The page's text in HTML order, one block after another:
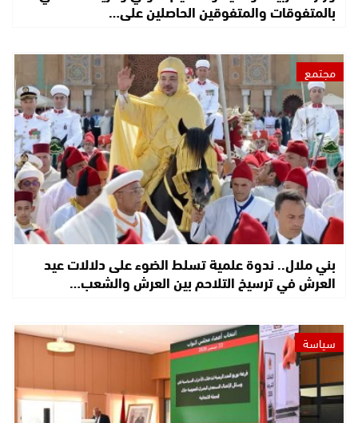
بالمتفوقات والمتفوقين الحاصلين على…
مجتمع
بني ملال.. ندوة علمية تسلط الضوء على دلالات عيد
العرش في ترسيخ التلاحم بين العرش والشعب…
سياسة